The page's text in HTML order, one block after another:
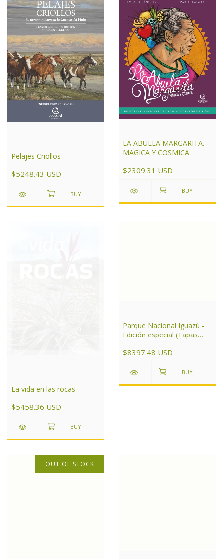
Pelajes Criollos
$5248.43 USD
LA ABUELA MARGARITA.
MAGICA Y COSMICA
$2309.31 USD
La vida en las rocas
$5458.36 USD
Parque Nacional Iguazú -
Edición especial (Tapas
$8397.48 USD
OUT OF STOCK